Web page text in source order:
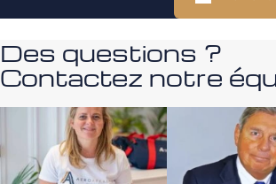
Des questions ?
Contactez notre